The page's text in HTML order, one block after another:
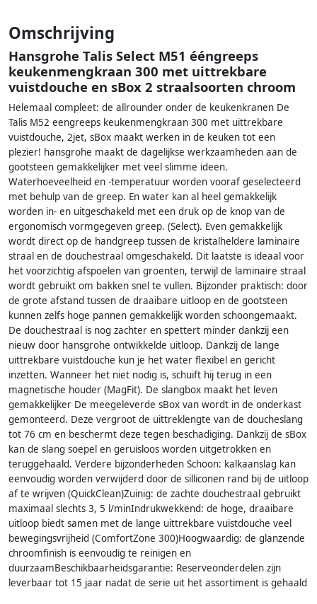
Omschrijving
Hansgrohe Talis Select M51 ééngreeps
keukenmengkraan 300 met uittrekbare
vuistdouche en sBox 2 straalsoorten chroom
Helemaal compleet: de allrounder onder de keukenkranen De
Talis M52 eengreeps keukenmengkraan 300 met uittrekbare
vuistdouche, 2jet, sBox maakt werken in de keuken tot een
plezier! hansgrohe maakt de dagelijkse werkzaamheden aan de
gootsteen gemakkelijker met veel slimme ideen.
Waterhoeveelheid en -temperatuur worden vooraf geselecteerd
met behulp van de greep. En water kan al heel gemakkelijk
worden in- en uitgeschakeld met een druk op de knop van de
ergonomisch vormgegeven greep. (Select). Even gemakkelijk
wordt direct op de handgreep tussen de kristalheldere laminaire
straal en de douchestraal omgeschakeld. Dit laatste is ideaal voor
het voorzichtig afspoelen van groenten, terwijl de laminaire straal
wordt gebruikt om bakken snel te vullen. Bijzonder praktisch: door
de grote afstand tussen de draaibare uitloop en de gootsteen
kunnen zelfs hoge pannen gemakkelijk worden schoongemaakt.
De douchestraal is nog zachter en spettert minder dankzij een
nieuw door hansgrohe ontwikkelde uitloop. Dankzij de lange
uittrekbare vuistdouche kun je het water flexibel en gericht
inzetten. Wanneer het niet nodig is, schuift hij terug in een
magnetische houder (MagFit). De slangbox maakt het leven
gemakkelijker De meegeleverde sBox van wordt in de onderkast
gemonteerd. Deze vergroot de uittreklengte van de doucheslang
tot 76 cm en beschermt deze tegen beschadiging. Dankzij de sBox
kan de slang soepel en geruisloos worden uitgetrokken en
teruggehaald. Verdere bijzonderheden Schoon: kalkaanslag kan
eenvoudig worden verwijderd door de silliconen rand bij de uitloop
af te wrijven (QuickClean)Zuinig: de zachte douchestraal gebruikt
maximaal slechts 3, 5 l/minIndrukwekkend: de hoge, draaibare
uitloop biedt samen met de lange uittrekbare vuistdouche veel
bewegingsvrijheid (ComfortZone 300)Hoogwaardig: de glanzende
chroomfinish is eenvoudig te reinigen en
duurzaamBeschikbaarheidsgarantie: Reserveonderdelen zijn
leverbaar tot 15 jaar nadat de serie uit het assortiment is gehaald